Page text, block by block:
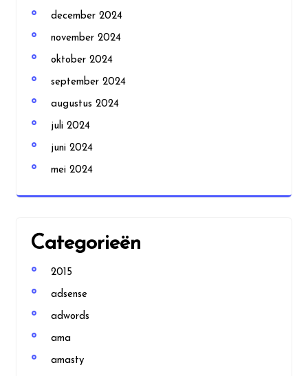
december 2024
november 2024
oktober 2024
september 2024
augustus 2024
juli 2024
juni 2024
mei 2024
Categorieën
2015
adsense
adwords
ama
amasty